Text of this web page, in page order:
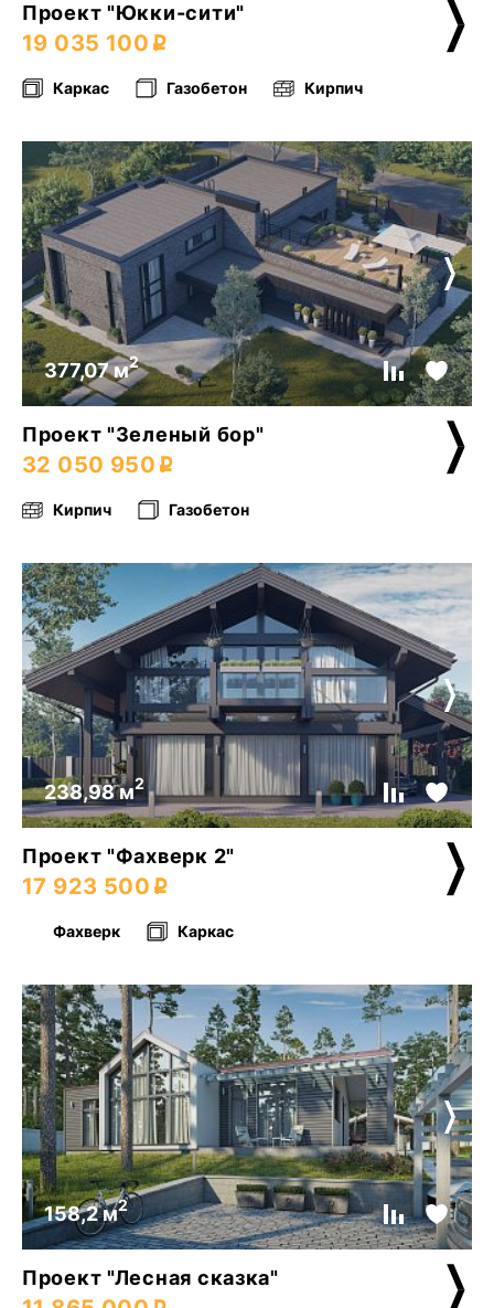
Проект "Юкки-сити"
19 035 100
Каркас Газобетон Кирпич
377,07 м2
Проект "Зеленый бор"
32 050 950
Кирпич Газобетон
238,98 м2
Проект "Фахверк 2"
17 923 500
Фахверк Каркас
158,2 м2
Проект "Лесная сказка"